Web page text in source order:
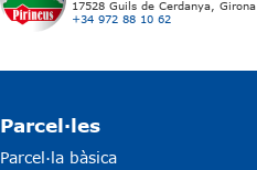
17528 Guils de Cerdanya, Girona
+34 972 88 10 62
Parcel·les
Parcel·la bàsica